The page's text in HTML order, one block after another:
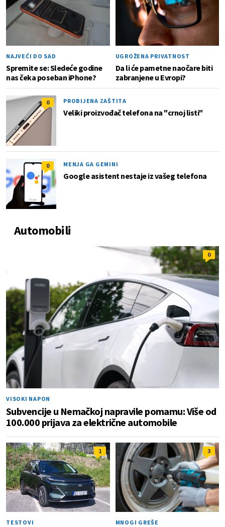
NAJVEĆI DO SAD
Spremite se: Sledeće godine
nas čeka poseban iPhone?
UGROŽENA PRIVATNOST
Da li će pametne naočare biti
zabranjene u Evropi?
0 PROBIJENA ZAŠTITA
Veliki proizvođač telefona na "crnoj listi"
0 MENJA GA GEMINI
Google asistent nestaje iz vašeg telefona
Automobili
0
VISOKI NAPON
Subvencije u Nemačkoj napravile pomamu: Više od
100.000 prijava za električne automobile
1
TESTOVI
3
MNOGI GREŠE